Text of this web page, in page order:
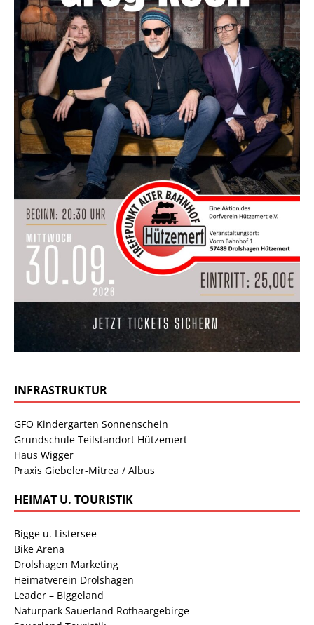
INFRASTRUKTUR
GFO Kindergarten Sonnenschein
Grundschule Teilstandort Hützemert
Haus Wigger
Praxis Giebeler-Mitrea / Albus
HEIMAT U. TOURISTIK
Bigge u. Listersee
Bike Arena
Drolshagen Marketing
Heimatverein Drolshagen
Leader – Biggeland
Naturpark Sauerland Rothaargebirge